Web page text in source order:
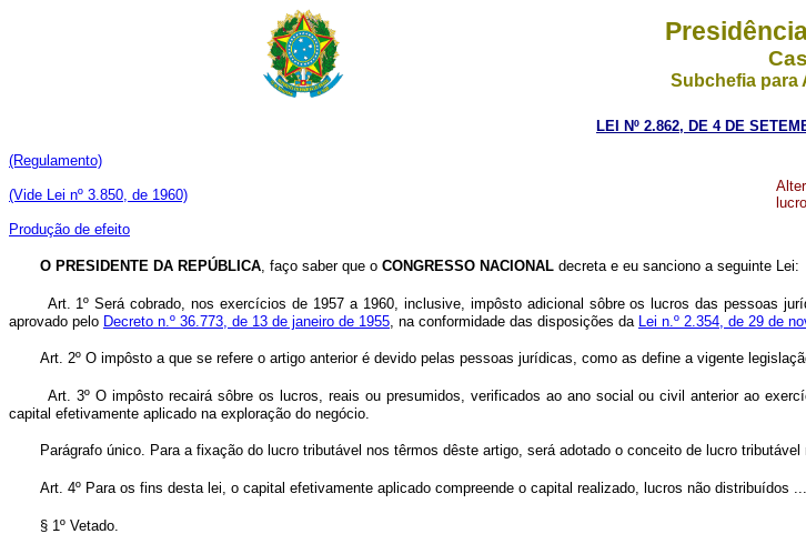
Subchefia
LEI Nº 2.862, DE 4 DE
(Regulamento)
(Vide Lei nº 3.850, de 1960)
Produção de efeito
O PRESIDENTE DA REPÚBLICA, faço saber que o CONGRESSO NACIONAL decreta e eu sanciono a seguinte Lei:
Art. 1º Será cobrado, nos exercícios de 1957 a 1960, inclusive, impôsto adicional sôbre os lucros das pessoas
aprovado pelo Decreto n.º 36.773, de 13 de janeiro de 1955, na conformidade das disposições da Lei n.º 2.354, de 29 de
Art. 2º O impôsto a que se refere o artigo anterior é devido pelas pessoas jurídicas, como as define a vigente
Art. 3º O impôsto recairá sôbre os lucros, reais ou presumidos, verificados ao ano social ou civil anterior ao
capital efetivamente aplicado na exploração do negócio.
Parágrafo único. Para a fixação do lucro tributável nos têrmos dêste artigo, será adotado o conceito de lucro
Art. 4º Para os fins desta lei, o capital efetivamente aplicado compreende o capital realizado, lucros não distribuídos
§ 1º Vetado.